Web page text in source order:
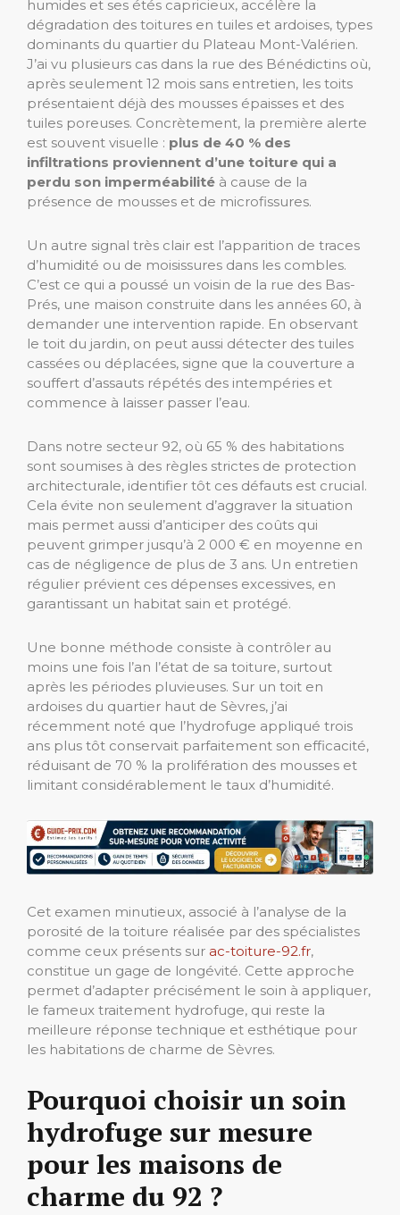
humides et ses étés capricieux, accélère la
dégradation des toitures en tuiles et ardoises, types
dominants du quartier du Plateau Mont-Valérien.
J’ai vu plusieurs cas dans la rue des Bénédictins où,
après seulement 12 mois sans entretien, les toits
présentaient déjà des mousses épaisses et des
tuiles poreuses. Concrètement, la première alerte
est souvent visuelle : plus de 40 % des
infiltrations proviennent d’une toiture qui a
perdu son imperméabilité à cause de la
présence de mousses et de microfissures.
Un autre signal très clair est l’apparition de traces
d’humidité ou de moisissures dans les combles.
C’est ce qui a poussé un voisin de la rue des Bas-
Prés, une maison construite dans les années 60, à
demander une intervention rapide. En observant
le toit du jardin, on peut aussi détecter des tuiles
cassées ou déplacées, signe que la couverture a
souffert d’assauts répétés des intempéries et
commence à laisser passer l’eau.
Dans notre secteur 92, où 65 % des habitations
sont soumises à des règles strictes de protection
architecturale, identifier tôt ces défauts est crucial.
Cela évite non seulement d’aggraver la situation
mais permet aussi d’anticiper des coûts qui
peuvent grimper jusqu’à 2 000 € en moyenne en
cas de négligence de plus de 3 ans. Un entretien
régulier prévient ces dépenses excessives, en
garantissant un habitat sain et protégé.
Une bonne méthode consiste à contrôler au
moins une fois l’an l’état de sa toiture, surtout
après les périodes pluvieuses. Sur un toit en
ardoises du quartier haut de Sèvres, j’ai
récemment noté que l’hydrofuge appliqué trois
ans plus tôt conservait parfaitement son efficacité,
réduisant de 70 % la prolifération des mousses et
limitant considérablement le taux d’humidité.
Cet examen minutieux, associé à l’analyse de la
porosité de la toiture réalisée par des spécialistes
comme ceux présents sur ac-toiture-92.fr,
constitue un gage de longévité. Cette approche
permet d’adapter précisément le soin à appliquer,
le fameux traitement hydrofuge, qui reste la
meilleure réponse technique et esthétique pour
les habitations de charme de Sèvres.
Pourquoi choisir un soin
hydrofuge sur mesure
pour les maisons de
charme du 92 ?